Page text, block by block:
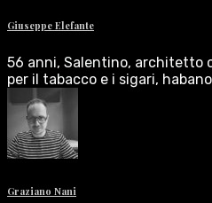
Giuseppe Elefante
56 anni, Salentino, architetto
per il tabacco e i sigari,
Graziano Nani